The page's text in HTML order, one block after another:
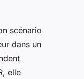
scénario
dans un
elle